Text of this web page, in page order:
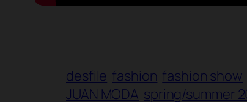
desfile fashion fashion show
JUAN MODA spring/summer